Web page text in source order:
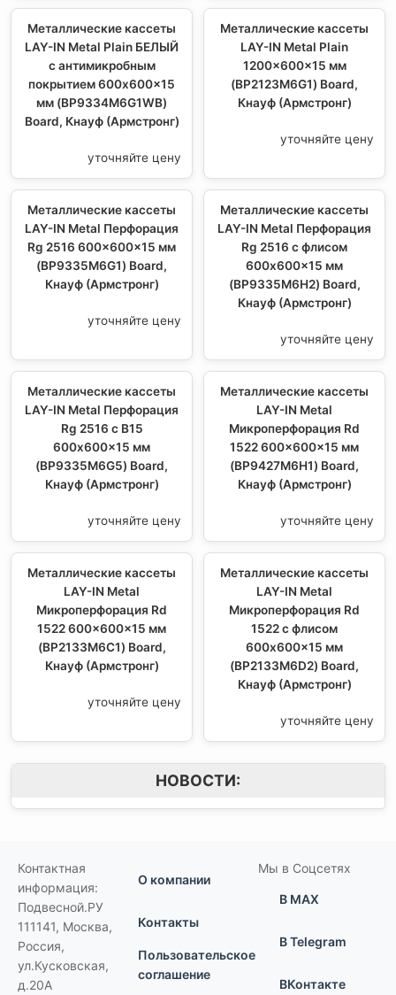
Металлические кассеты
LAY-IN Metal Plain БЕЛЫЙ
с антимикробным
покрытием 600x600x15
мм (BP9334M6G1WB)
Board, Кнауф (Армстронг)
уточняйте цену
Металлические кассеты
LAY-IN Metal Plain
1200x600x15 мм
(BP2123M6G1) Board,
Кнауф (Армстронг)
уточняйте цену
Металлические кассеты
LAY-IN Metal Перфорация
Rg 2516 600x600x15 мм
(BP9335M6G1) Board,
Кнауф (Армстронг)
уточняйте цену
Металлические кассеты
LAY-IN Metal Перфорация
Rg 2516 с флисом
600x600x15 мм
(BP9335M6H2) Board,
Кнауф (Армстронг)
уточняйте цену
Металлические кассеты
LAY-IN Metal Перфорация
Rg 2516 с В15
600x600x15 мм
(BP9335M6G5) Board,
Кнауф (Армстронг)
уточняйте цену
Металлические кассеты
LAY-IN Metal
Микроперфорация Rd
1522 600x600x15 мм
(BP9427M6H1) Board,
Кнауф (Армстронг)
уточняйте цену
Металлические кассеты
LAY-IN Metal
Микроперфорация Rd
1522 600x600x15 мм
(BP2133M6C1) Board,
Кнауф (Армстронг)
уточняйте цену
Металлические кассеты
LAY-IN Metal
Микроперфорация Rd
1522 с флисом
600x600x15 мм
(BP2133M6D2) Board,
Кнауф (Армстронг)
уточняйте цену
НОВОСТИ:
Контактная
информация:
Подвесной.РУ
111141, Москва,
Россия,
ул.Кусковская,
д.20А
О компании
Контакты
Пользовательское
соглашение
Мы в Соцсетях
В MAX
В Telegram
ВКонтакте